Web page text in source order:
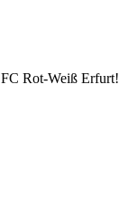
Rot-Weiß Erfurt!